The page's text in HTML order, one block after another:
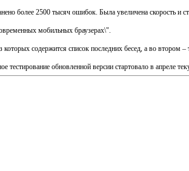
более 2500 тысяч ошибок. Была увеличена скорость и
мобильных браузерах\".
содержится список последних бесед, а во втором
обновленной версии стартовало в апреле